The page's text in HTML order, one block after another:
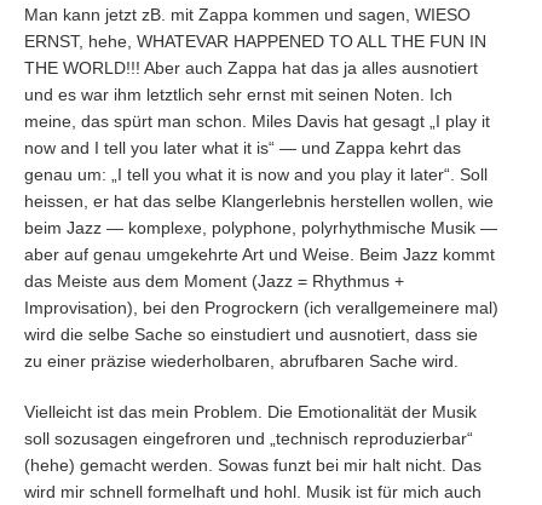
Man kann jetzt zB. mit Zappa kommen und sagen, WIESO
ERNST, hehe, WHATEVAR HAPPENED TO ALL THE FUN IN
THE WORLD!!! Aber auch Zappa hat das ja alles ausnotiert
und es war ihm letztlich sehr ernst mit seinen Noten. Ich
meine, das spürt man schon. Miles Davis hat gesagt „I play it
now and I tell you later what it is“ — und Zappa kehrt das
genau um: „I tell you what it is now and you play it later“. Soll
heissen, er hat das selbe Klangerlebnis herstellen wollen, wie
beim Jazz — komplexe, polyphone, polyrhythmische Musik —
aber auf genau umgekehrte Art und Weise. Beim Jazz kommt
das Meiste aus dem Moment (Jazz = Rhythmus +
Improvisation), bei den Progrockern (ich verallgemeinere mal)
wird die selbe Sache so einstudiert und ausnotiert, dass sie
zu einer präzise wiederholbaren, abrufbaren Sache wird.
Vielleicht ist das mein Problem. Die Emotionalität der Musik
soll sozusagen eingefroren und „technisch reproduzierbar“
(hehe) gemacht werden. Sowas funzt bei mir halt nicht. Das
wird mir schnell formelhaft und hohl. Musik ist für mich auch